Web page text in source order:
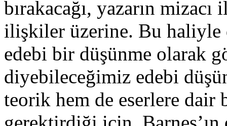
bırakacağı, yazarın
ilişkiler üzerine. Bu haliyle
edebi bir düşünme olarak
diyebileceğimiz edebi
teorik hem de eserlere dair